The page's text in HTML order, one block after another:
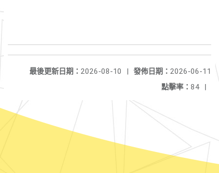
發佈日期： 2026-06-11
最後更新日期： 2026-08-10
|
點擊率： 84 |